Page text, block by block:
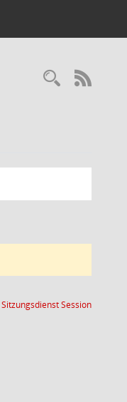
SitzungsdienstSession(Wird in